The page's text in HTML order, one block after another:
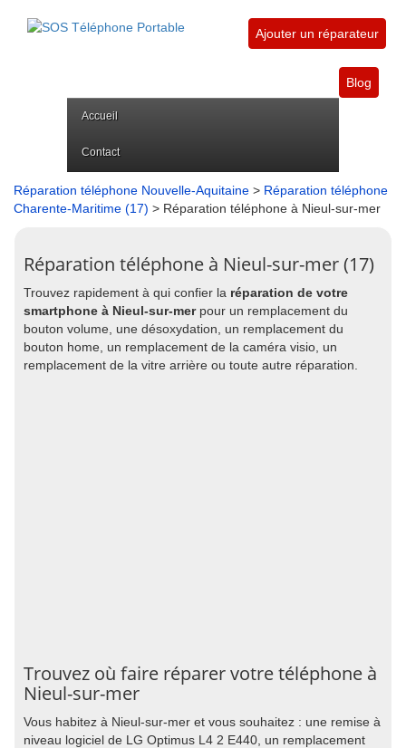
Ajouter un réparateur
Blog
Accueil
Contact
Réparation téléphone Nouvelle-Aquitaine > Réparation téléphone
Charente-Maritime (17) > Réparation téléphone à Nieul-sur-mer
Réparation téléphone à Nieul-sur-mer (17)
Trouvez rapidement à qui confier la réparation de votre
smartphone à Nieul-sur-merpour un remplacement du
bouton volume, une désoxydation, un remplacement du
bouton home, un remplacement de la caméra visio, un
remplacement de la vitre arrière ou toute autre réparation.
Trouvez où faire réparer votre téléphone à
Nieul-sur-mer
Vous habitez à Nieul-sur-mer et vous souhaitez : une remise à
niveau logiciel de LG Optimus L4 2 E440, un remplacement